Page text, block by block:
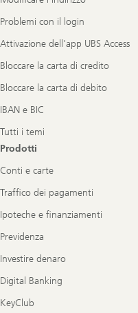
Problemi con il login
Attivazione dell'app UBS Access
Bloccare la carta di credito
Bloccare la carta di debito
IBAN e BIC
Tutti i temi
Prodotti
Conti e carte
Traffico dei pagamenti
Ipoteche e finanziamenti
Previdenza
Investire denaro
Digital Banking
KeyClub